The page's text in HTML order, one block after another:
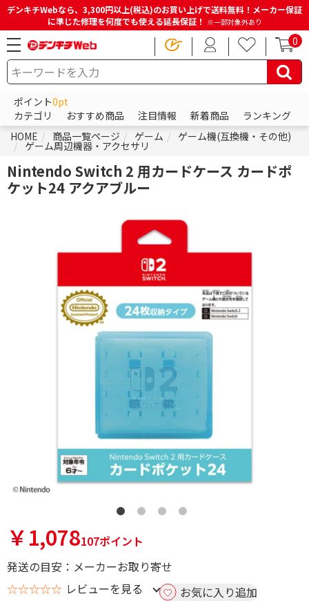
デンキチWebなら、3,300円以上(税込)のお買い上げで送料無料！メーカー保証
に準じた修理を何度でも使える延長保証！ ※一部対象外あり
0
ポイント0pt
カテゴリ
おすすめ商品 注目情報 新着商品
ランキング
HOME
商品一覧ページ ゲーム ゲーム機(互換機・その他)
ゲーム周辺機器・アクセサリ
Nintendo Switch 2 用カードケース カードポ
ケット24 アクアブルー
￥1,078107ポイント
発送の目安：メーカーお取り寄せ
☆☆☆☆☆ レビューを見る お気に入り追加